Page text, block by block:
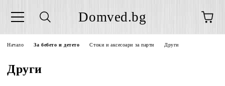
Domved.bg
Начало За бебето и детето Стоки и аксесоари за парти Други
Други